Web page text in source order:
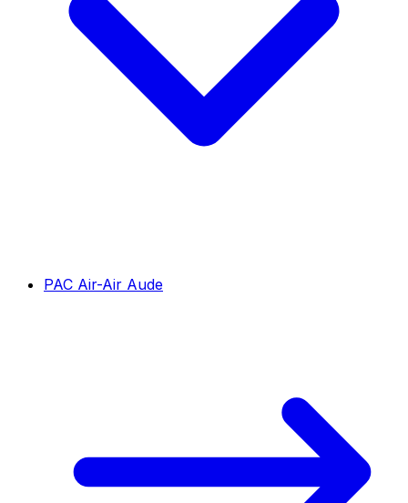
PAC Air-Air Aude